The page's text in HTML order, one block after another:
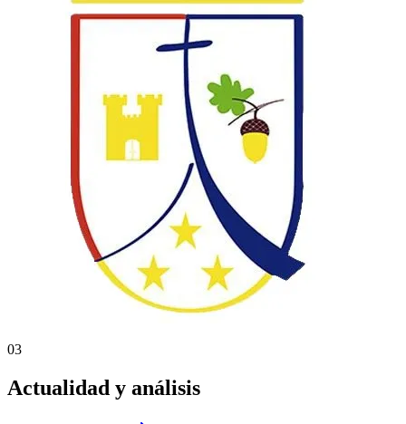
03
Actualidad y análisis